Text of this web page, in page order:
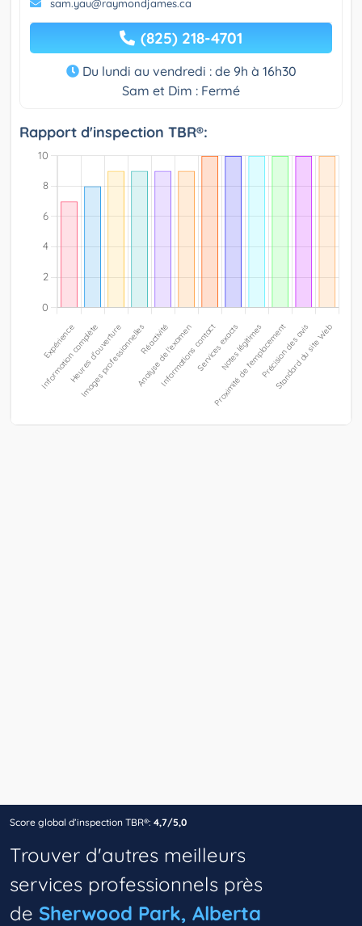
sam.yau@raymondjames.ca
(825) 218-4701
Du lundi au vendredi : de 9h à 16h30
Sam et Dim : Fermé
Rapport d'inspection TBR®:
Score global d’inspection TBR®: 4,7/5,0
Trouver d'autres meilleurs
services professionnels près
de Sherwood Park, Alberta